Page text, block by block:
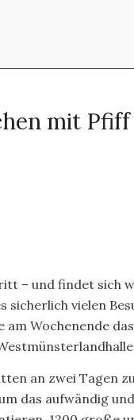
mit Pfiff
– und findet sich
sicherlich vielen
am Wochenende das
an zwei Tagen
das aufwändig und